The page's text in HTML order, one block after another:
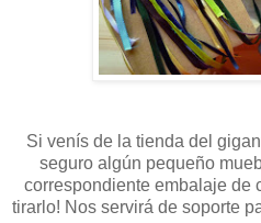
Si venís de la tienda del
seguro algún pequeño
correspondiente embalaje de
tirarlo! Nos servirá de soporte